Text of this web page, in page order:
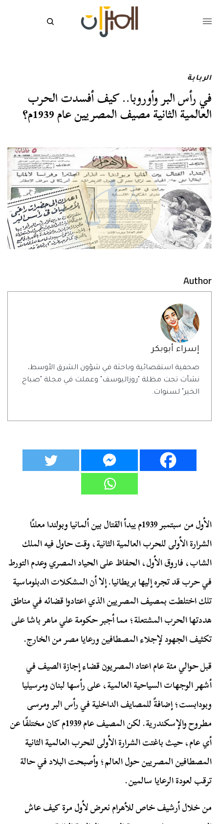
الربابة
في رأس البر وأوروبا.. كيف أفسدت الحرب
العالمية الثانية مصيف المصريين عام 1939م؟
Author
إسراء أبوبكر
صحفية استقصائية وباحثة في شؤون الشرق الأوسط،
نشأت تحت مظلة "روزاليوسف" وعملت في مجلة "صباح
الخير" لسنوات.
الأول من سبتمبر 1939م يبدأ القتال بين ألمانيا وبولندا معلنًا
الشرارة الأولى للحرب العالمية الثانية، وقت حاول فيه الملك
الشاب، فاروق الأول، الحفاظ على الحياد المصري وعدم التورط
في حرب قد تجره إليها بريطانيا. إلا أن المشكلات الدبلوماسية
تلك اختلطت بمصيف المصريين الذي اعتادوا قضائه في مناطق
هددتها الحرب المشتعلة؛ مما أجبر حكومة علي ماهر باشا على
تكثيف الجهود لإجلاء المصطافين ورعايا مصر من الخارج.
قبل حوالي مئة عام اعتاد المصريون قضاء إجازة الصيف في
أشهر الوجهات السياحية العالمية، على رأسها لبنان ومرسيليا
وبودابست؛ إضافةً للمصايف الداخلية في رأس البر ومرسى
مطروح والإسكندرية. لكن المصيف عام 1939م كان مختلفًا عن
أي عام، حيث باغتت الشرارة الأولى للحرب العالمية الثانية
المصطافين المصريين حول العالم؛ وأصبحت البلاد في حالة
ترقب لعودة الرعايا سالمين.
من خلال أرشيف خاص للأهرام نعرض لأول مرة كيف عاش